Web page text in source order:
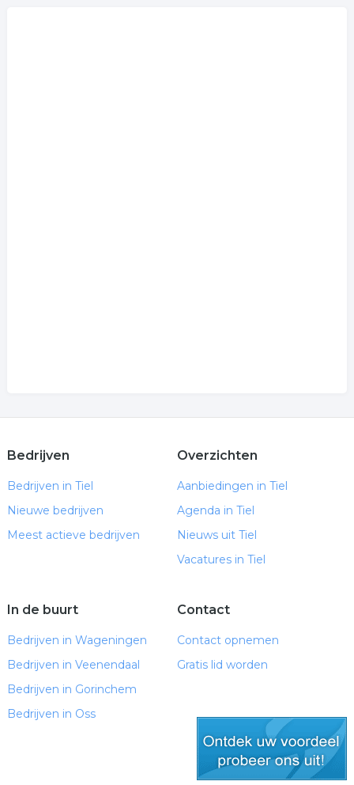
Bedrijven
Bedrijven in Tiel
Nieuwe bedrijven
Meest actieve bedrijven
Overzichten
Aanbiedingen in Tiel
Agenda in Tiel
Nieuws uit Tiel
Vacatures in Tiel
In de buurt
Bedrijven in Wageningen
Bedrijven in Veenendaal
Bedrijven in Gorinchem
Bedrijven in Oss
Contact
Contact opnemen
Gratis lid worden